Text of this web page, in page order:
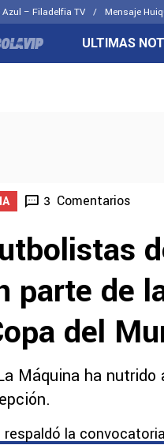
Azul – Filadelfia TV Mensaje
ULTIMAS
3 Comentarios
parte de
del
Máquina ha
respaldó la